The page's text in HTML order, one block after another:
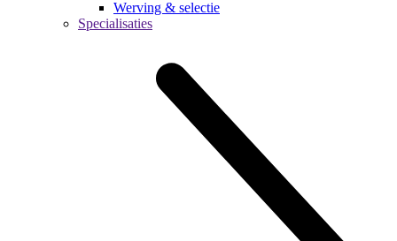
Werving & selectie
Specialisaties